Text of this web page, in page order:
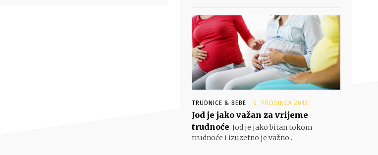
TRUDNICE & BEBE 6. PROSINCA 2013.
Jod je jako važan za vrijeme
trudnoće Jod je jako bitan tokom
trudnoće i izuzetno je važno...